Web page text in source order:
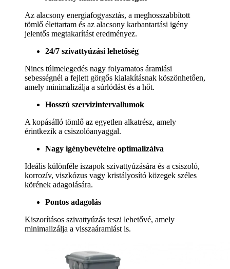
Az alacsony energiafogyasztás, a meghosszabbított
tömlő élettartam és az alacsony karbantartási igény
jelentős megtakarítást eredményez.
24/7 szivattyúzási lehetőség
Nincs túlmelegedés nagy folyamatos áramlási
sebességnél a fejlett görgős kialakításnak köszönhetően,
amely minimalizálja a súrlódást és a hőt.
Hosszú szervizintervallumok
A kopásálló tömlő az egyetlen alkatrész, amely
érintkezik a csiszolóanyaggal.
Nagy igénybevételre optimalizálva
Ideális különféle iszapok szivattyúzására és a csiszoló,
korrozív, viszkózus vagy kristályosító közegek széles
körének adagolására.
Pontos adagolás
Kiszorításos szivattyúzás teszi lehetővé, amely
minimalizálja a visszaáramlást is.